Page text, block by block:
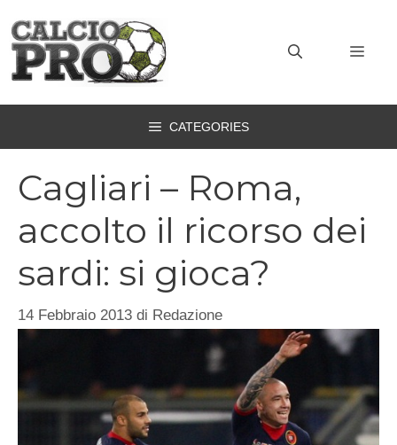
contenuto
CATEGORIES
Cagliari – Roma,
accolto il ricorso dei
sardi: si gioca?
14 Febbraio 2013 di Redazione